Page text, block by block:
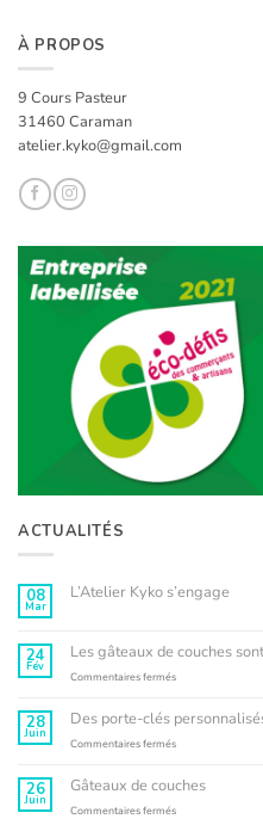
À PROPOS
9 Cours Pasteur
31460 Caraman
atelier.kyko@gmail.com
ACTUALITÉS
08
Mar
L’Atelier Kyko s’engage
L’Atelier
Kyko
s’engage
24
Fév
Les gâteaux de couches
Commentaires ferméssur
de
couches
sortie
!
28
Juin
Des porte-clés
Commentaires ferméssur
clés
personnalisés
26
Juin
Gâteaux de couches
Commentaires ferméssur